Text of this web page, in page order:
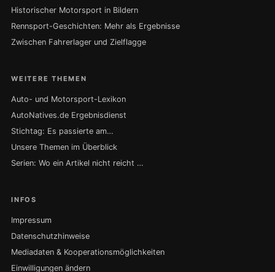
Historischer Motorsport in Bildern
Rennsport-Geschichten: Mehr als Ergebnisse
Zwischen Fahrerlager und Zielflagge
WEITERE THEMEN
Auto- und Motorsport-Lexikon
AutoNatives.de Ergebnisdienst
Stichtag: Es passierte am…
Unsere Themen im Überblick
Serien: Wo ein Artikel nicht reicht …
INFOS
Impressum
Datenschutzhinweise
Mediadaten & Kooperationsmöglichkeiten
Einwilligungen ändern